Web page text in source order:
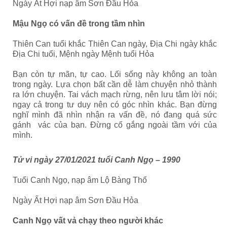
Ngày Ất Hợi nạp âm Sơn Đầu Hỏa
Mậu Ngọ có vấn đề trong tầm nhìn
Thiên Can tuổi khắc Thiên Can ngày, Địa Chi ngày khắc
Địa Chi tuổi, Mệnh ngày Mệnh tuổi Hỏa
Bạn còn tự mãn, tự cao. Lối sống này không an toàn
trong ngày. Lựa chọn bất cần dễ làm chuyện nhỏ thành
ra lớn chuyện. Tai vách mạch rừng, nên lưu tâm lời nói;
ngay cả trong tư duy nên có góc nhìn khác. Bạn đừng
nghĩ mình đã nhìn nhận ra vấn đề, nó đang quá sức
gánh vác của bạn. Đừng cố gắng ngoài tầm với của
mình.
Tử vi ngày 27/01/2021 tuổi Canh Ngọ – 1990
Tuổi Canh Ngọ, nạp âm Lộ Bàng Thổ
Ngày Ất Hợi nạp âm Sơn Đầu Hỏa
Canh Ngọ vất vả chạy theo người khác